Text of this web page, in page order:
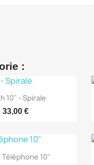
:
rapide
10" - Spirale
33,00 €
rapide
Téléphone 10"